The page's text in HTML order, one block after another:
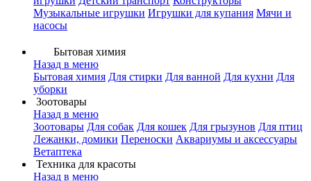
Музыкальные игрушки Игрушки для купания Мячи и
насосы
Бытовая химия
Назад в меню
Бытовая химия Для стирки Для ванной Для кухни Для
уборки
Зоотовары
Назад в меню
Зоотовары Для собак Для кошек Для грызунов Для птиц
Лежанки, домики Переноски Аквариумы и аксессуары
Ветаптека
Техника для красоты
Назад в меню